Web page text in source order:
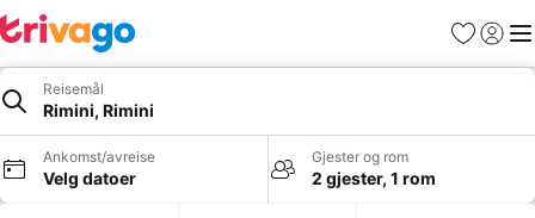
Favoritter
Logg
Reisemål
Rimini, Rimini
Ankomst/avreise
Velg datoer
Gjester og rom
2 gjester, 1 rom